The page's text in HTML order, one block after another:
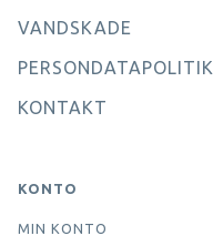
VANDSKADE
PERSONDATAPOLITIK
KONTAKT
KONTO
MIN KONTO